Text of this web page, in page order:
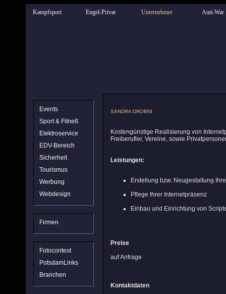
Events
Sport & Fitneß
Elektroservice
EDV-Bereich
Sicherheit
Tourismus
Werbung
Webdesign
Firmen
Fotocontest
PotsdamLinks
Branchen
SANDRA DROBNI
Kostengünstige Realisierung von
Freiberufler, Vereine, sowie
Leistungen:
Erstellung bzw. Neugestaltung
Pflege Ihrer Internetpräsenz
Einbau und Einrichtung von
Preise
auf Anfrage
Kontaktdaten
Kampfsport Engel-Privat Unternehmer Anti-War